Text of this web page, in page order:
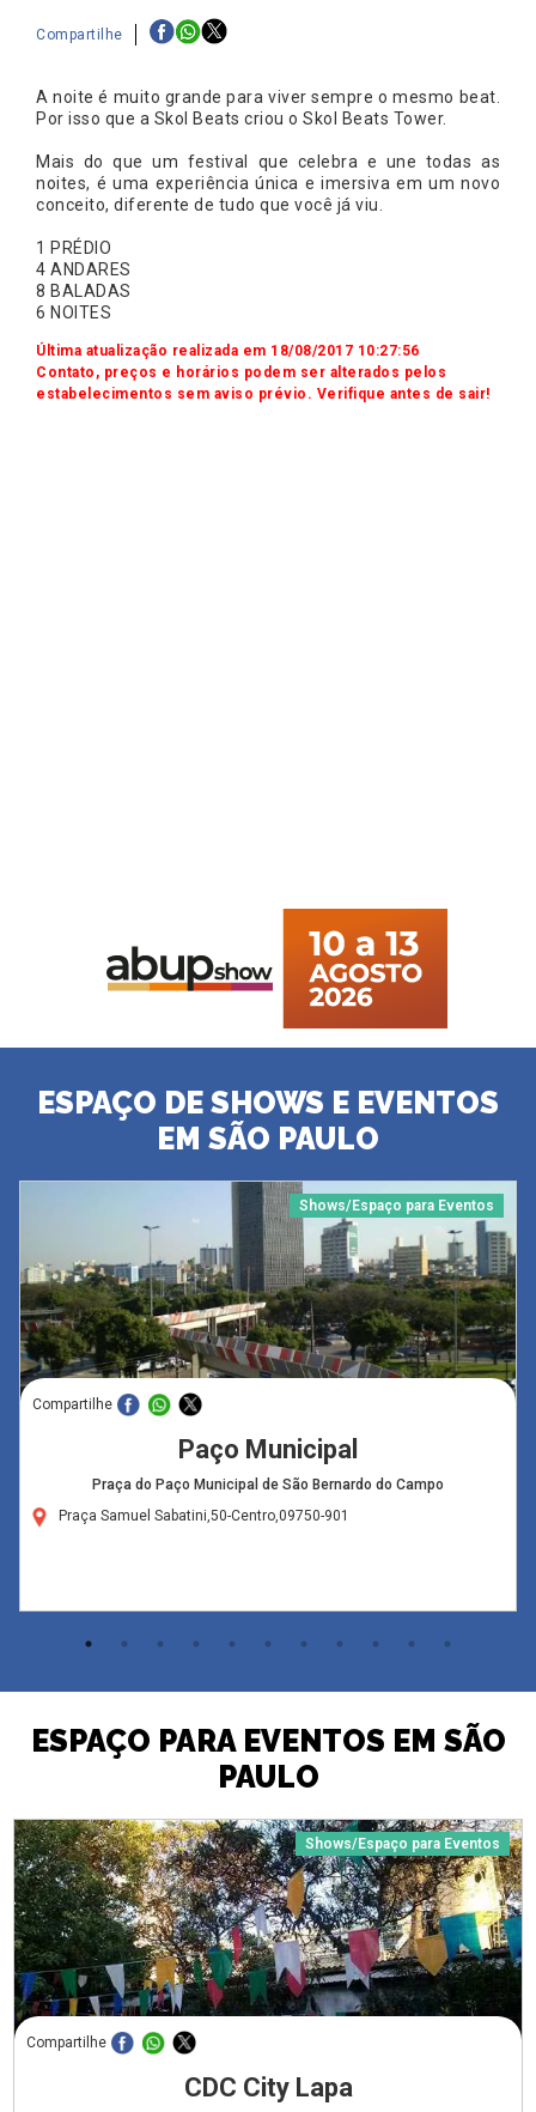
Compartilhe
A noite é muito grande para viver sempre o mesmo beat.
Por isso que a Skol Beats criou o Skol Beats Tower.
Mais do que um festival que celebra e une todas as
noites, é uma experiência única e imersiva em um novo
conceito, diferente de tudo que você já viu.
1 PRÉDIO
4 ANDARES
8 BALADAS
6 NOITES
Última atualização realizada em 18/08/2017 10:27:56
Contato, preços e horários podem ser alterados pelos
estabelecimentos sem aviso prévio. Verifique antes de sair!
ESPAÇO DE SHOWS E EVENTOS
EM SÃO PAULO
Shows/Espaço para Eventos
Compartilhe
Paço Municipal
Praça do Paço Municipal de São Bernardo do Campo
Praça Samuel Sabatini,50-Centro,09750-901
ESPAÇO PARA EVENTOS EM SÃO
PAULO
Shows/Espaço para Eventos
Compartilhe
CDC City Lapa